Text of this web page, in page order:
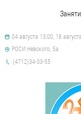
04 августа 13:00, 18
РОСИ Невского, 5а
(4712)34-33-55